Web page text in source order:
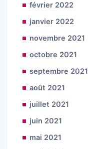
février 2022
janvier 2022
novembre 2021
octobre 2021
septembre 2021
août 2021
juillet 2021
juin 2021
mai 2021